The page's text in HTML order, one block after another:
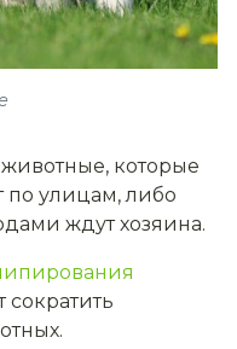
которые
по улицам, либо
ждут хозяина.